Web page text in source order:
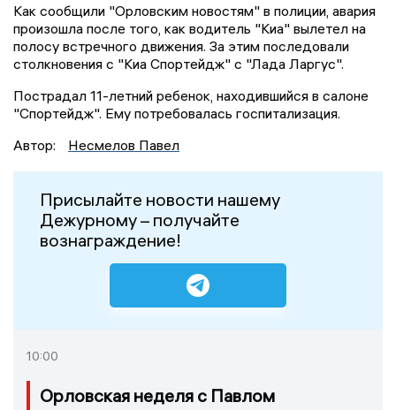
Как сообщили "Орловским новостям" в полиции, авария
произошла после того, как водитель "Киа" вылетел на
полосу встречного движения. За этим последовали
столкновения с "Киа Спортейдж" с "Лада Ларгус".
Пострадал 11-летний ребенок, находившийся в салоне
"Спортейдж". Ему потребовалась госпитализация.
Автор:
Несмелов Павел
Присылайте новости нашему
Дежурному – получайте
вознаграждение!
10:00
Орловская неделя с Павлом